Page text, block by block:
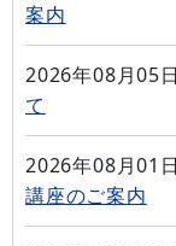
案内
2026年08月05日
て
2026年08月01日
講座のご案内